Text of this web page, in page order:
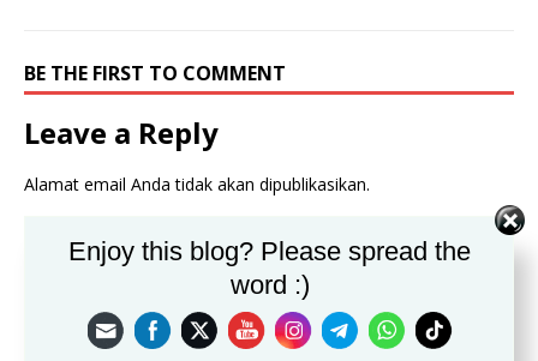
BE THE FIRST TO COMMENT
Leave a Reply
Alamat email Anda tidak akan dipublikasikan.
Enjoy this blog? Please spread the
word :)